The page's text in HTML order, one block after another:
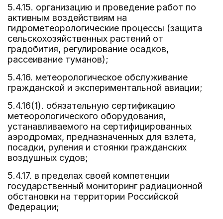
5.4.15. организацию и проведение работ по
активным воздействиям на
гидрометеорологические процессы (защита
сельскохозяйственных растений от
градобития, регулирование осадков,
рассеивание туманов);
5.4.16. метеорологическое обслуживание
гражданской и экспериментальной авиации;
5.4.16(1). обязательную сертификацию
метеорологического оборудования,
устанавливаемого на сертифицированных
аэродромах, предназначенных для взлета,
посадки, руления и стоянки гражданских
воздушных судов;
5.4.17. в пределах своей компетенции
государственный мониторинг радиационной
обстановки на территории Российской
Федерации;